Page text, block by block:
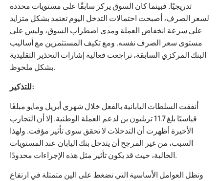
تدريجيًا. فبينما كان السوق يركز سابقًا على مستويات محددة
لسعر الصرف، أصبحت احتمالات التدخل اليوم تعتمد بشكل متزايد
على سرعة انخفاض العملة ومدى اضطراب السوق، وليس على
مستوى سعر الصرف نفسه. ومع تكيف المستثمرين مع أساليب
البنك المركزي السابقة، تراجعت فعالية إشارات التحذير التقليدية
بشكل ملحوظ.
للتذكير:
أنفقت السلطات اليابانية بالفعل خلال شهري أبريل ومايو مبلغًا
قياسيًا بلغ 11.7 تريليون ين لدعم العملة الوطنية. إلا أن التجارب
الأخيرة أظهرت أن التدخلات لا تحقق سوى تأثير مؤقت. ولهذا
السبب، من غير المرجح أن يتدخل بنك اليابان عند المستويات
الحالية، حيث قد يكون تأثير مثل هذه الإجراءات محدودًا.
وتظل العوامل الأساسية التي تضغط على الين متمثلة في ارتفاع